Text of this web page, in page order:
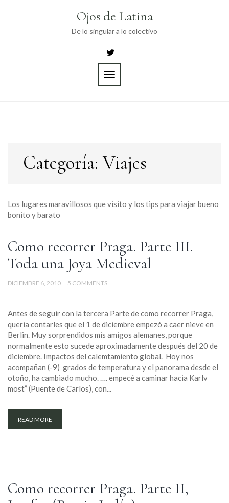
Ojos de Latina
De lo singular a lo colectivo
TOGGLE
NAVIGATION
Categoría: Viajes
Los lugares maravillosos que visito y los tips para viajar bueno
bonito y barato
Como recorrer Praga. Parte III.
Toda una Joya Medieval
DICIEMBRE 6, 2010 5 COMMENTS
Antes de seguir con la tercera Parte de como recorrer Praga,
queria contarles que el 1 de diciembre empezó a caer nieve en
Berlin. Muy sorprendidos mis amigos alemanes, porque
normalmente esto sucede aproximadamente después del 20 de
diciembre. Impactos del calemtamiento global. Hoy nos
acompañan (-9) grados de temperatura y el panorama desde el
otoño, ha cambiado mucho. …. empecé a caminar hacia Karlv
most” (Puente de Carlos), con...
READ MORE
Como recorrer Praga. Parte II,